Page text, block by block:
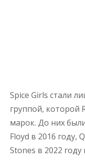
Spice Girls стали
группой, которой
марок. До них
Floyd в 2016 году,
Stones в 2022